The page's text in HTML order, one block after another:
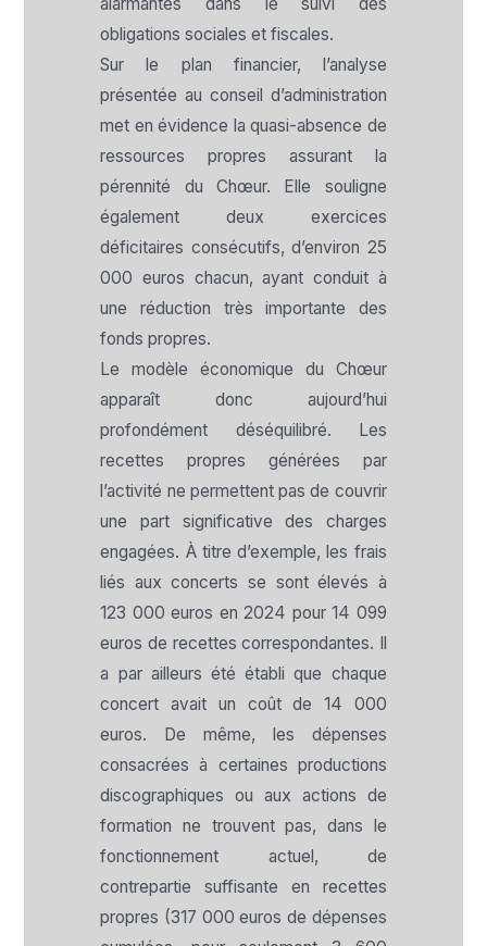
obligations sociales et fiscales.
Sur le plan financier, l’analyse
présentée au conseil d’administration
met en évidence la quasi-absence de
ressources propres assurant la
pérennité du Chœur. Elle souligne
également deux exercices
déficitaires consécutifs, d’environ 25
000 euros chacun, ayant conduit à
une réduction très importante des
fonds propres.
Le modèle économique du Chœur
apparaît donc aujourd’hui
profondément déséquilibré. Les
recettes propres générées par
l’activité ne permettent pas de couvrir
une part significative des charges
engagées. À titre d’exemple, les frais
liés aux concerts se sont élevés à
123 000 euros en 2024 pour 14 099
euros de recettes correspondantes. Il
a par ailleurs été établi que chaque
concert avait un coût de 14 000
euros. De même, les dépenses
consacrées à certaines productions
discographiques ou aux actions de
formation ne trouvent pas, dans le
fonctionnement actuel, de
contrepartie suffisante en recettes
propres (317 000 euros de dépenses